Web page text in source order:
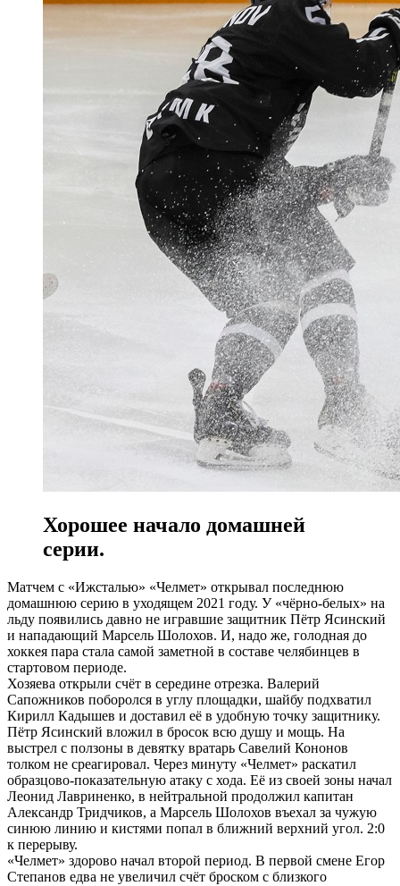
Хорошее начало домашней
серии.
Матчем с «Ижсталью» «Челмет» открывал последнюю
домашнюю серию в уходящем 2021 году. У «чёрно-белых» на
льду появились давно не игравшие защитник Пётр Ясинский
и нападающий Марсель Шолохов. И, надо же, голодная до
хоккея пара стала самой заметной в составе челябинцев в
стартовом периоде.
Хозяева открыли счёт в середине отрезка. Валерий
Сапожников поборолся в углу площадки, шайбу подхватил
Кирилл Кадышев и доставил её в удобную точку защитнику.
Пётр Ясинский вложил в бросок всю душу и мощь. На
выстрел с ползоны в девятку вратарь Савелий Кононов
толком не среагировал. Через минуту «Челмет» раскатил
образцово-показательную атаку с хода. Её из своей зоны начал
Леонид Лавриненко, в нейтральной продолжил капитан
Александр Тридчиков, а Марсель Шолохов въехал за чужую
синюю линию и кистями попал в ближний верхний угол. 2:0
к перерыву.
«Челмет» здорово начал второй период. В первой смене Егор
Степанов едва не увеличил счёт броском с близкого